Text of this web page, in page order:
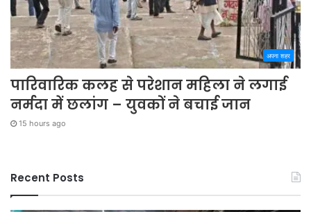
अपना शहर
पारिवारिक कलह से परेशान महिला ने लगाई
नर्मदा में छलांग – युवकों ने बचाई जान
15 hours ago
Recent Posts